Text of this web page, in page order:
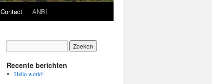
Contact ANBI
Recente berichten
Hello world!